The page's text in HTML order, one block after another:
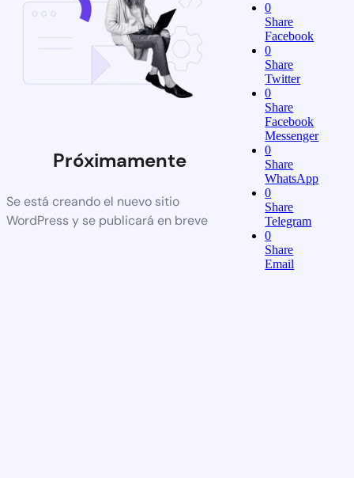
Próximamente
Se está creando el nuevo sitio
WordPress y se publicará en breve
0
Share
Facebook
0
Share
Twitter
0
Share
Facebook
Messenger
0
Share
WhatsApp
0
Share
Telegram
0
Share
Email